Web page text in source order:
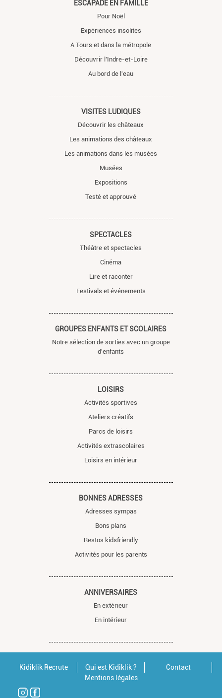
ESCAPADE EN FAMILLE
Pour Noël
Expériences insolites
A Tours et dans la métropole
Découvrir l'Indre-et-Loire
Au bord de l'eau
VISITES LUDIQUES
Découvrir les châteaux
Les animations des châteaux
Les animations dans les musées
Musées
Expositions
Testé et approuvé
SPECTACLES
Théâtre et spectacles
Cinéma
Lire et raconter
Festivals et événements
GROUPES ENFANTS ET SCOLAIRES
Notre sélection de sorties avec un groupe
d'enfants
LOISIRS
Activités sportives
Ateliers créatifs
Parcs de loisirs
Activités extrascolaires
Loisirs en intérieur
BONNES ADRESSES
Adresses sympas
Bons plans
Restos kidsfriendly
Activités pour les parents
ANNIVERSAIRES
En extérieur
En intérieur
Kidiklik Recrute Qui est Kidiklik ?
Contact
Mentions légales